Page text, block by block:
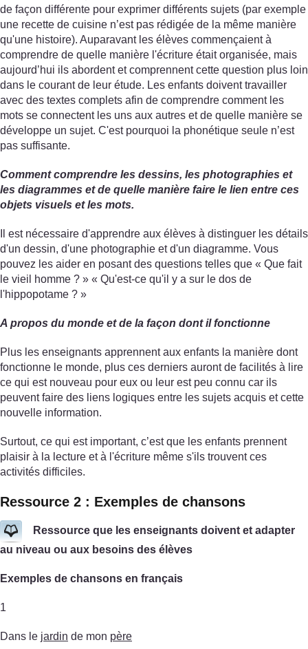
de façon différente pour exprimer différents sujets (par exemple
une recette de cuisine n’est pas rédigée de la même manière
qu'une histoire). Auparavant les élèves commençaient à
comprendre de quelle manière l'écriture était organisée, mais
aujourd’hui ils abordent et comprennent cette question plus loin
dans le courant de leur étude. Les enfants doivent travailler
avec des textes complets afin de comprendre comment les
mots se connectent les uns aux autres et de quelle manière se
développe un sujet. C'est pourquoi la phonétique seule n’est
pas suffisante.
Comment comprendre les dessins, les photographies et
les diagrammes et de quelle manière faire le lien entre ces
objets visuels et les mots.
Il est nécessaire d'apprendre aux élèves à distinguer les détails
d'un dessin, d'une photographie et d'un diagramme. Vous
pouvez les aider en posant des questions telles que « Que fait
le vieil homme ? » « Qu'est-ce qu'il y a sur le dos de
l'hippopotame ? »
A propos du monde et de la façon dont il fonctionne
Plus les enseignants apprennent aux enfants la manière dont
fonctionne le monde, plus ces derniers auront de facilités à lire
ce qui est nouveau pour eux ou leur est peu connu car ils
peuvent faire des liens logiques entre les sujets acquis et cette
nouvelle information.
Surtout, ce qui est important, c’est que les enfants prennent
plaisir à la lecture et à l'écriture même s'ils trouvent ces
activités difficiles.
Ressource 2 : Exemples de chansons
Ressource que les enseignants doivent et adapter
au niveau ou aux besoins des élèves
Exemples de chansons en français
1
Dans le jardin de mon père